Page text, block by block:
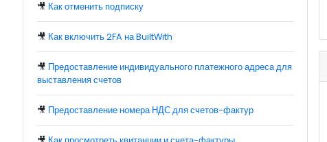
🎥 Как отменить подписку
🎥 Как включить 2FA на BuiltWith
🎥 Предоставление индивидуального платежного адреса для
выставления счетов
🎥 Предоставление номера НДС для счетов-фактур